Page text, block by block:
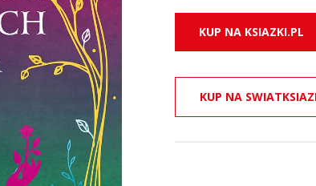
KUP NA KSIAZKI.PL
KUP NA